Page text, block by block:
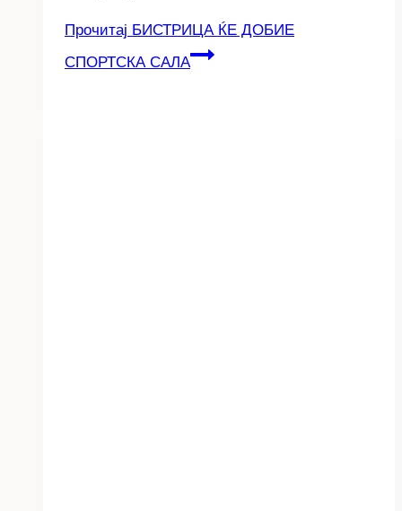
Прочитај БИСТРИЦА ЌЕ ДОБИЕ
СПОРТСКА САЛА